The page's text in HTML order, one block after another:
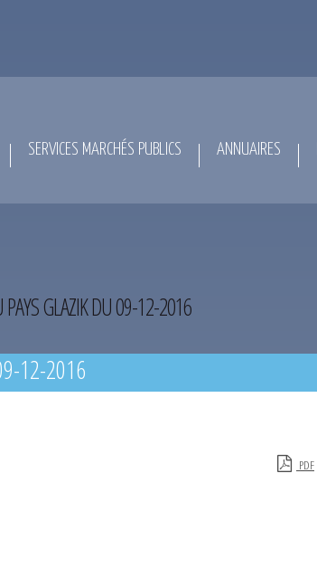
SERVICES MARCHÉS PUBLICS ANNUAIRES
PAYS GLAZIK DU 09-12-2016
12-2016
PDF